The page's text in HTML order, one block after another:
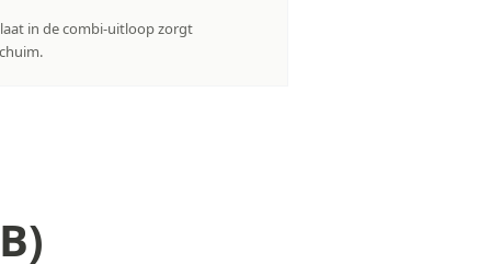
in de combi-uitloop zorgt